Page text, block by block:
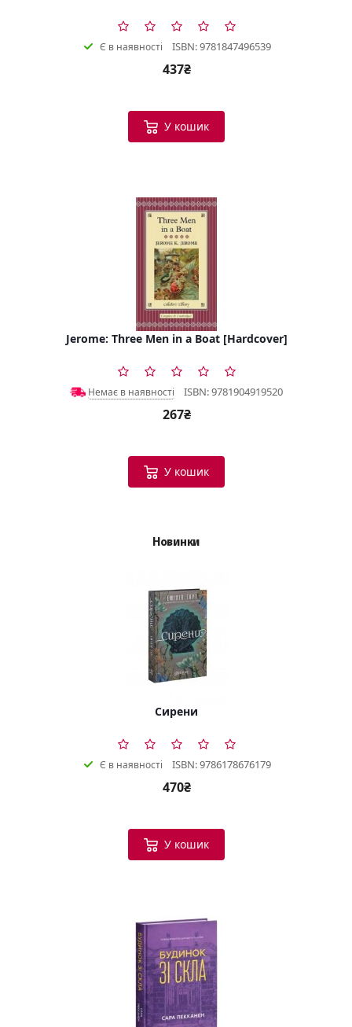
Є в наявності ISBN: 9781847496539
437₴
У кошик
Jerome: Three Men in a Boat [Hardcover]
Немає в наявності ISBN: 9781904919520
267₴
У кошик
Новинки
Сирени
Є в наявності ISBN: 9786178676179
470₴
У кошик